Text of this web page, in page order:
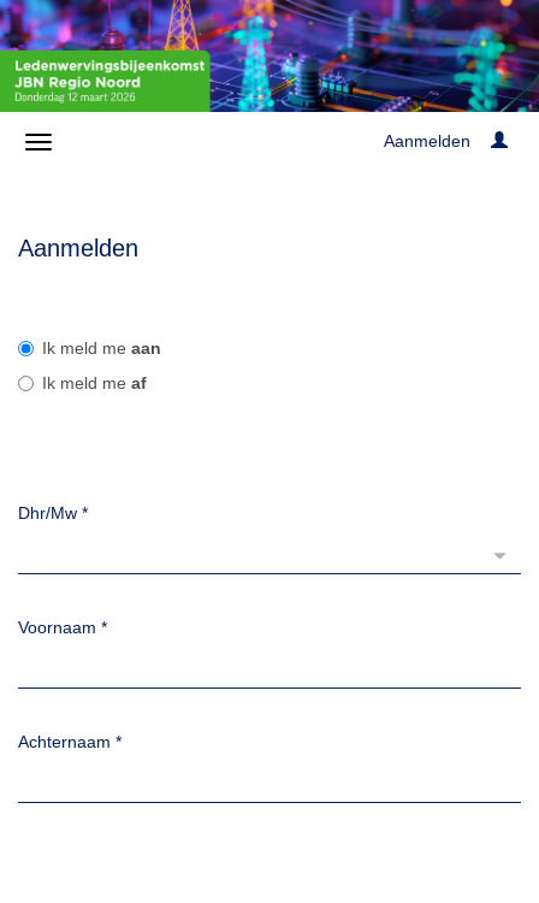
Aanmelden
Aanmelden
Ik meld me aan
Ik meld me af
Dhr/Mw *
Voornaam *
Achternaam *